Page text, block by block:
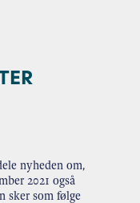
nyheden om,
2021 også
sker som følge